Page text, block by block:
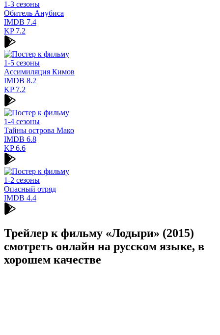
1-3 сезоны
Обитель Анубиса
IMDB 7.4
KP7.2
1-5 сезоны
Ассимиляция Кимов
IMDB 8.2
KP7.2
1-4 сезоны
Тайны острова Мако
IMDB 6.8
KP6.6
1-2 сезоны
Опасный отряд
IMDB 4.4
Трейлер к фильму «Лодыри» (2015)
cмотреть онлайн на русском языке, в
хорошем качестве